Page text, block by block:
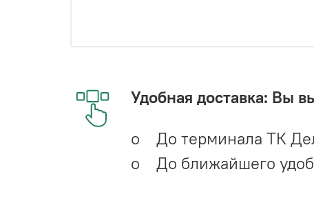
Удобная доставка: Вы
o До терминала ТК
o До ближайшего